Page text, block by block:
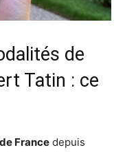
de
Tatin : ce
France depuis